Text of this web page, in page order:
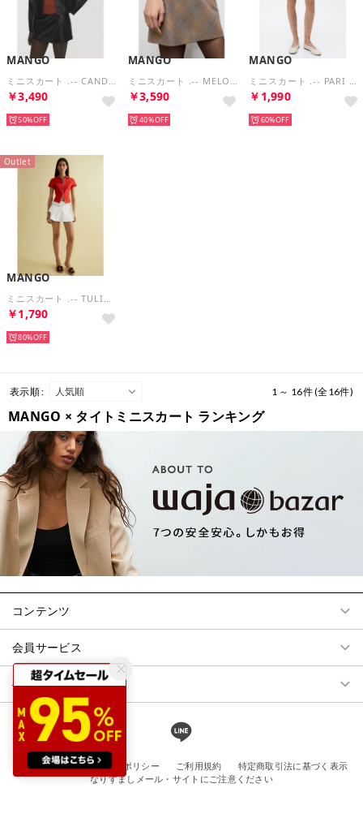
MANGO
￥3,490
50%
MANGO
￥3,590
40%
MANGO
￥1,990
60%
Outlet
MANGO
￥1,790
80%
表示順 : 1 ～ 16件 (全16件)
MANGO × タイトミニスカート ランキング
コンテンツ
会員サービス
ヘルプ
会社概要 プライバシーポリシー ご利用規約
特定商取引法に基づく表示
なりすましメール・サイトにご注意ください